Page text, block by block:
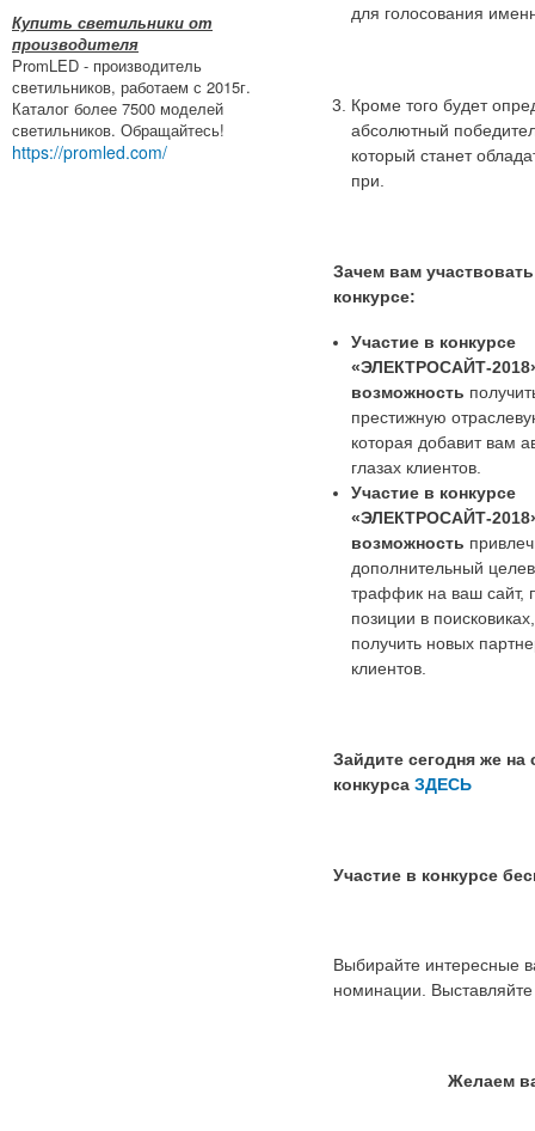
Купить светильники от
производителя
PromLED - производитель
светильников, работаем с 2015г.
Каталог более 7500 моделей
светильников. Обращайтесь!
https://promled.com/
для голосования
Кроме того будет
абсолютный
который станет
при.
Зачем вам
конкурсе:
Участие в конкурсе
«ЭЛЕКТРОСАЙТ-
возможность
престижную
которая добавит вам
глазах клиентов.
Участие в конкурсе
«ЭЛЕКТРОСАЙТ-
возможность
дополнительный
траффик на ваш сайт,
позиции в
получить новых
клиентов.
Зайдите сегодня же на
конкурса ЗДЕСЬ
Участие в конкурсе
Выбирайте интересные
номинации.
Желаем